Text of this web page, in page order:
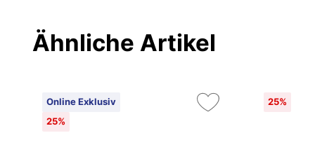
Ähnliche Artikel
Online Exklusiv
25%
25%